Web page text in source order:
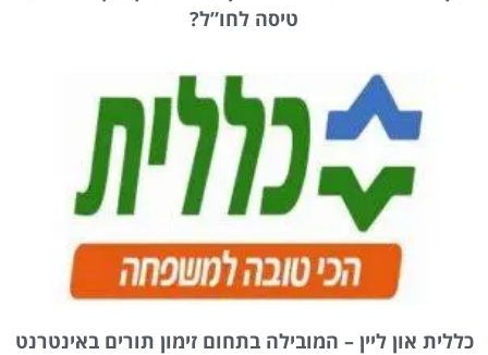
טיסה לחו”ל?
כללית און ליין – המובילה בתחום זימון תורים באינטרנט